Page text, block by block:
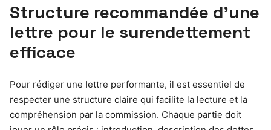
Structure recommandée d’une
lettre pour le surendettement
efficace
Pour rédiger une lettre performante, il est essentiel de
respecter une structure claire qui facilite la lecture et la
compréhension par la commission. Chaque partie doit